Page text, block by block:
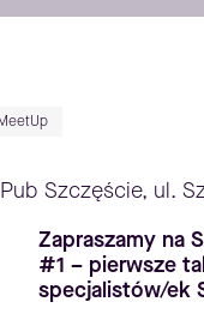
Pub Szczęście, ul.
Zapraszamy na
#1 – pierwsze
specjalistów/ek